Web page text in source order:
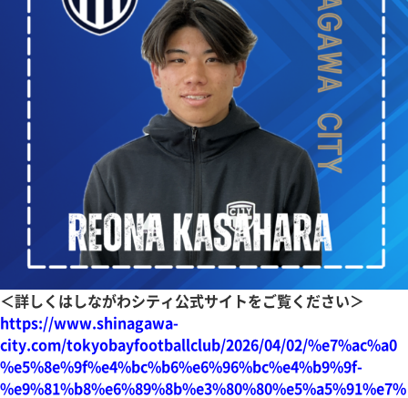
＜詳しくはしながわシティ公式サイトをご覧ください＞
https://www.shinagawa-
city.com/tokyobayfootballclub/2026/04/02/%e7%ac%a0
%e5%8e%9f%e4%bc%b6%e6%96%bc%e4%b9%9f-
%e9%81%b8%e6%89%8b%e3%80%80%e5%a5%91%e7%